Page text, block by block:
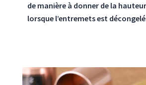
de manière à donner de la
lorsque l’entremets est